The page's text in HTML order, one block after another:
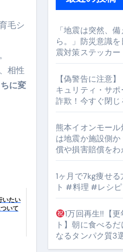
ト #筋トレ #美容 #健康 #雑
るのが独自ドメイン
安で手に入れる方法
衛システム」完全ガイド
毛シ
相性
に変
いたい
いて
「地震は突然、
ら。」防災意識
震対策ステッカー
【偽警告に注意
キュリティ・サ
詐欺！今すぐ閉
熊本イオンモー
は地震か施設側
償や損害賠償を
1ヶ月で7kg痩せ
ト #料理 #レシピ
1万回再生!!【
ト】朝に食べる
なるタンパク質3